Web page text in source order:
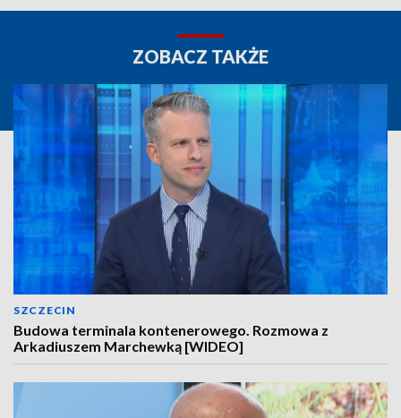
ZOBACZ TAKŻE
SZCZECIN
Budowa terminala kontenerowego. Rozmowa z
Arkadiuszem Marchewką [WIDEO]